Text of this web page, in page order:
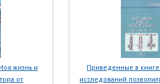
жизнь и
от
Приведенные в книге
исследований